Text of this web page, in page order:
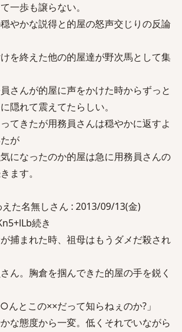
一歩も譲らない。
やかな説得と的屋の怒声交じりの反論
を終えた他の的屋達が野次馬として集
さんが的屋に声をかけた時からずっと
隠れて震えてたらしい。
てきたが用務員さんは穏やかに返すよ
が
になったのか的屋は急に用務員さんの
ます。
た名無しさん : 2013/09/13(金)
続き
捕まれた時、祖母はもうダメだ殺され
ん。胸倉を掴んできた的屋の手を鋭く
んとこの××だって知らねぇのか?」
な態度から一変。低くそれでいながら